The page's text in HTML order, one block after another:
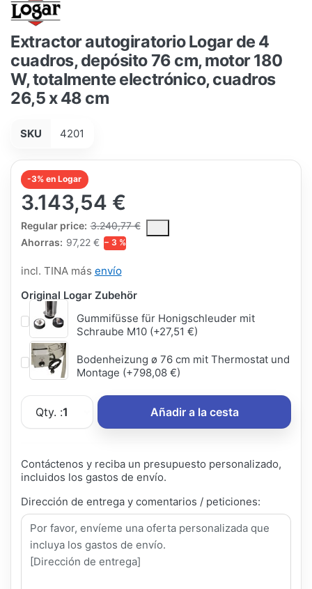
Extractor autogiratorio Logar de 4
cuadros, depósito 76 cm, motor 180
W, totalmente electrónico, cuadros
26,5 x 48 cm
SKU 4201
-3% en Logar
3.143,54 €
Regular price: 3.240,77 €
The Regular Price is the median selling price paid by
Ahorras: 97,22 € − 3 %
incl. TINA más envío
Original Logar Zubehör
Gummifüsse für Honigschleuder mit
Schraube M10 (+27,51 €)
Bodenheizung ø 76 cm mit Thermostat und
Montage (+798,08 €)
Qty. :1 Añadir a la cesta
Contáctenos y reciba un presupuesto personalizado,
incluidos los gastos de envío.
Dirección de entrega y comentarios / peticiones: